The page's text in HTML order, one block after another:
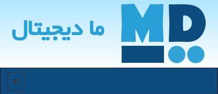
ما دیجیتال
منو